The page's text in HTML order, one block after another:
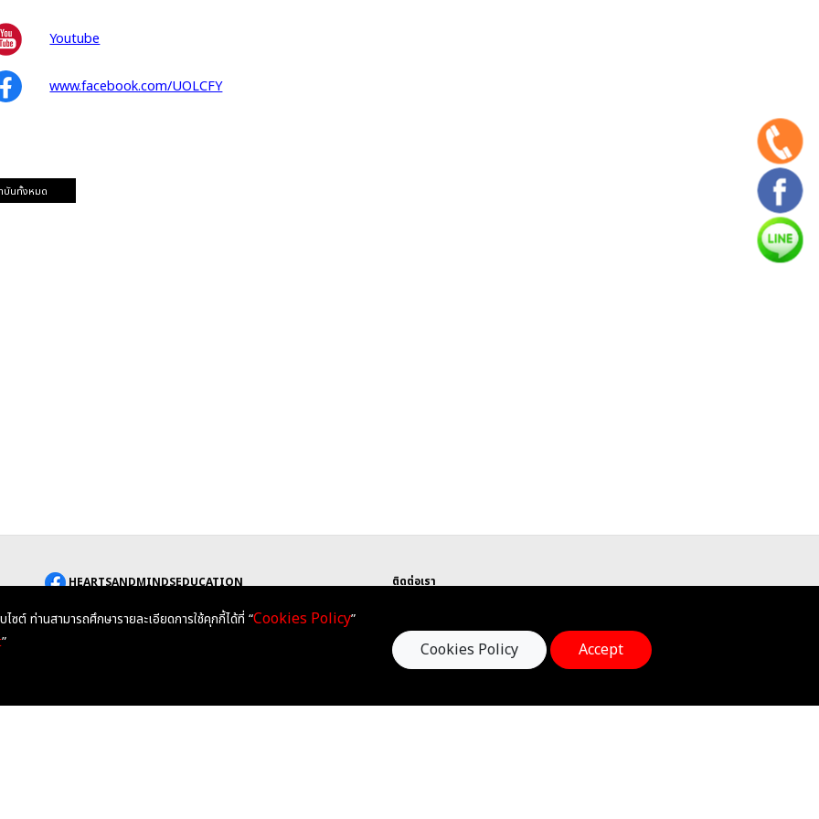
Youtube
www.facebook.com/UOLCFY
บันทั้งหมด
HEARTSANDMINDSEDUCATION
@HEARTSANDMINDS
ติดต่อเรา
เขตคลองสาน กรุงเทพมหานคร 10600
Tel : 02-055-0915, 096-884-8605
E-mail : office@heartsandminds-edu.com
ซต์ ท่านสามารถศึกษารายละเอียดการใช้คุกกี้ได้ที่ “Cookies Policy”
” Cookies Policy Accept